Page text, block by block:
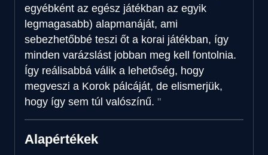
egyébként az egész játékban az egyik
legmagasabb) alapmanáját, ami
sebezhetőbbé teszi őt a korai játékban, így
minden varázslást jobban meg kell fontolnia.
Így reálisabbá válik a lehetőség, hogy
megveszi a Korok pálcáját, de elismerjük,
hogy így sem túl valószínű.
Alapértékek